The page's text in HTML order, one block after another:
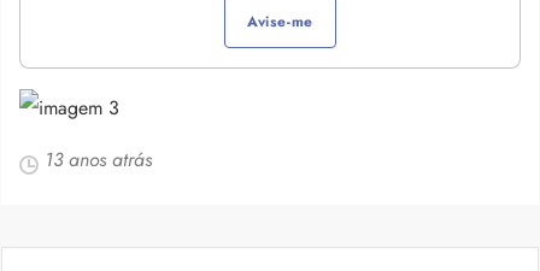
Avise-me
13 anos atrás